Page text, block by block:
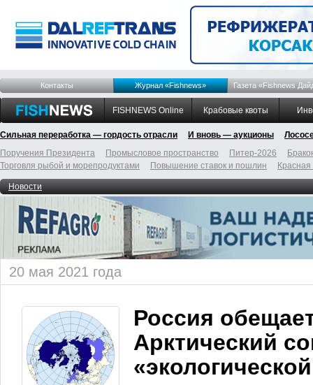
Контакты Журнал «Fishnews» Газета «Fishnews
FISHNEWS Online Крабовые квоты
Сильная переработка — гордость отрасли И вновь — аукционы
Поручения Президента
Промысловое пространство Питер-2026
Торговля рыбой и морепродуктами
Повышение ставок и пошлин
Новости
20 мая 2021 года
Россия
Арктический